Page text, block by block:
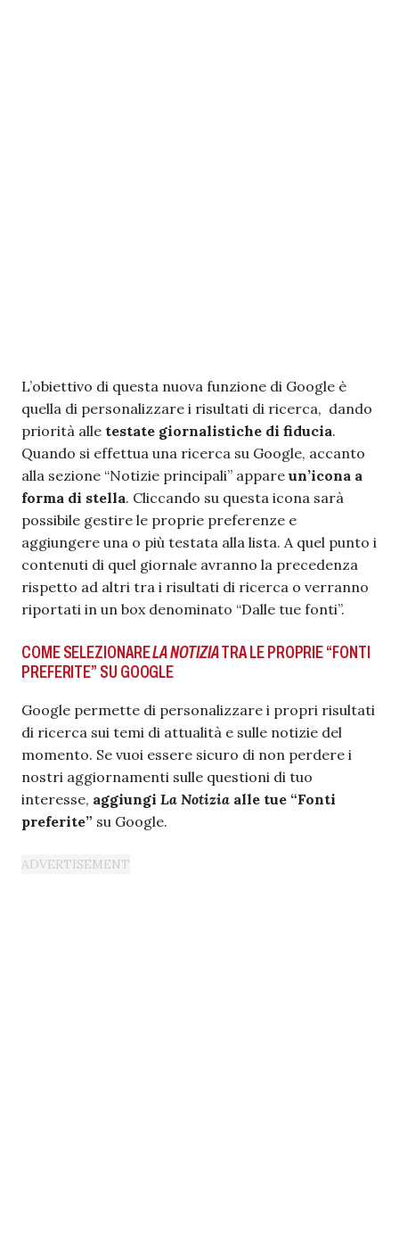
L’obiettivo di questa nuova funzione di Google è
quella di personalizzare i risultati di ricerca, dando
priorità alle testate giornalistiche di fiducia.
Quando si effettua una ricerca su Google, accanto
alla sezione “Notizie principali” appare un’icona a
forma di stella. Cliccando su questa icona sarà
possibile gestire le proprie preferenze e
aggiungere una o più testata alla lista. A quel punto i
contenuti di quel giornale avranno la precedenza
rispetto ad altri tra i risultati di ricerca o verranno
riportati in un box denominato “Dalle tue fonti”.
COME SELEZIONARELA NOTIZIATRA LE PROPRIE “FONTI
PREFERITE” SU GOOGLE
Google permette di personalizzare i propri risultati
di ricerca sui temi di attualità e sulle notizie del
momento. Se vuoi essere sicuro di non perdere i
nostri aggiornamenti sulle questioni di tuo
interesse, aggiungi La Notizia alle tue “Fonti
preferite” su Google.